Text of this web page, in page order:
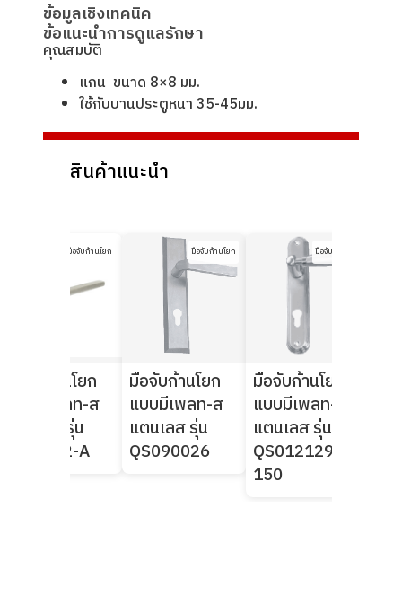
ข้อมูลเชิงเทคนิค
ข้อแนะนำการดูแลรักษา
คุณสมบัติ
แกน ขนาด 8×8 มม.
ใช้กับบานประตูหนา 35-45มม.
สินค้าแนะนำ
มือจับก้านโยก
มือจับก้านโยก
แบบมีเพลท-ส
แตนเลส รุ่น
K8-3112-A
มือจับก้านโยก
มือจับก้านโยก
แบบมีเพลท-ส
แตนเลส รุ่น
QS090026
มือจับก้านโยก
มือจับก้านโยก
แบบมีเพลท-ส
แตนเลส รุ่น
QS012129-
150